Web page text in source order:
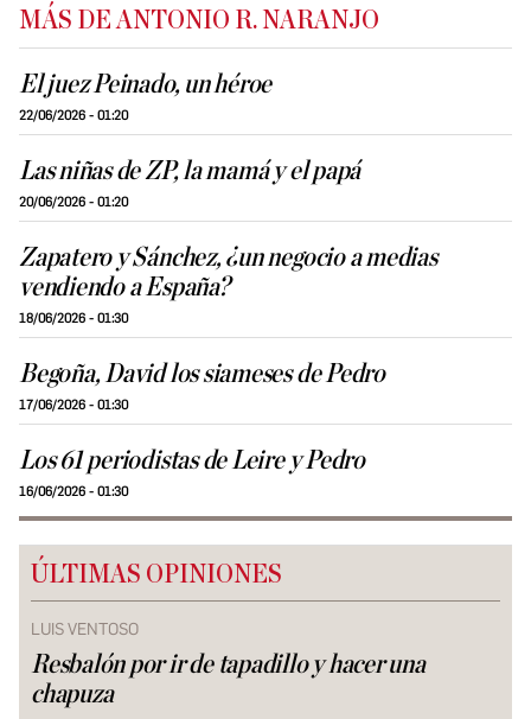
MÁS DE ANTONIO R. NARANJO
El juez Peinado, un héroe
22/06/2026 - 01:20
Las niñas de ZP, la mamá y el papá
20/06/2026 - 01:20
Zapatero y Sánchez, ¿un negocio a medias
vendiendo a España?
18/06/2026 - 01:30
Begoña, David los siameses de Pedro
17/06/2026 - 01:30
Los 61 periodistas de Leire y Pedro
16/06/2026 - 01:30
ÚLTIMAS OPINIONES
LUIS VENTOSO
Resbalón por ir de tapadillo y hacer una
chapuza